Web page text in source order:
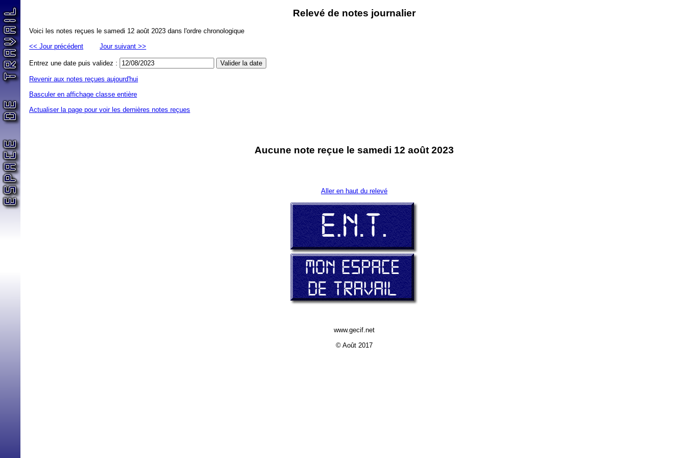
Relevé de notes journalier
Voici les notes reçues le samedi 12 août 2023 dans l'ordre chronologique
<< Jour précédent
Jour suivant >>
Entrez une date puis validez :
Revenir aux notes reçues aujourd'hui
Basculer en affichage classe entière
Actualiser la page pour voir les dernières notes reçues
Aucune note reçue le samedi 12 août 2023
Aller en haut du relevé
www.gecif.net
© Août 2017